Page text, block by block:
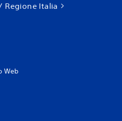
Regione Italia
Web